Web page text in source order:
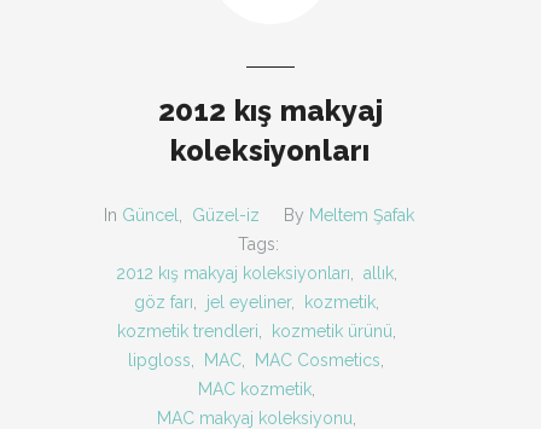
2012 kış makyaj
koleksiyonları
In Güncel Güzel-iz By Meltem Şafak
Tags:
2012 kış makyaj koleksiyonları
allık,
göz farı
jel eyeliner, kozmetik,
kozmetik trendleri
kozmetik ürünü
lipgloss
MAC MAC Cosmetics
MAC kozmetik,
MAC makyaj koleksiyonu